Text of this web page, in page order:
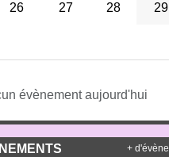
26 27 28 29
évènement aujourd'hui
+